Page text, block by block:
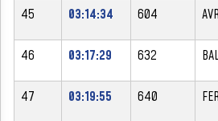
45 03:14:34 604
46 03:17:29 632
47 03:19:55 640